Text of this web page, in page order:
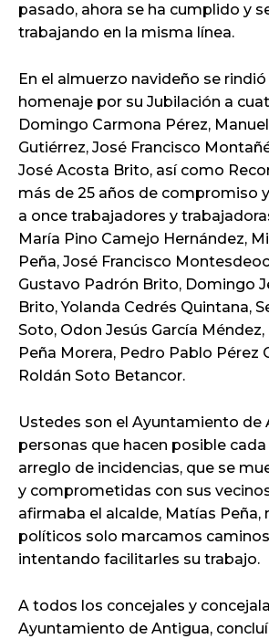
pasado, ahora se ha cumplido y
trabajando en la misma línea.
En el almuerzo navideño se rindió
homenaje por su Jubilación a
Domingo Carmona Pérez,
Gutiérrez, José Francisco
José Acosta Brito, así como
más de 25 años de compromiso
a once trabajadores y
María Pino Camejo Hernández,
Peña, José Francisco
Gustavo Padrón Brito, Domingo
Brito, Yolanda Cedrés Quintana,
Soto, Odon Jesús García
Peña Morera, Pedro Pablo Pérez
Roldán Soto Betancor.
Ustedes son el Ayuntamiento de
personas que hacen posible
arreglo de incidencias, que se
y comprometidas con sus
afirmaba el alcalde, Matías Peña,
políticos solo marcamos
intentando facilitarles su trabajo.
A todos los concejales y
Ayuntamiento de Antigua,